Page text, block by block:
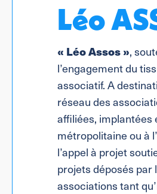
Léo
« Léo Assos »,
l’engagement du
associatif. A
réseau des
affiliées, implantées
métropolitaine ou à
l’appel à projet
projets déposés par
associations tant